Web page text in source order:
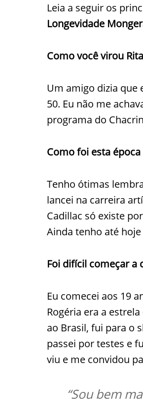
Leia a seguir os
Longevidade
Como você virou
Um amigo dizia que
50. Eu não me
programa do
Como foi esta época
Tenho ótimas
lancei na carreira
Cadillac só existe
Ainda tenho até
Foi difícil começar a
Eu comecei aos 19
Rogéria era a
ao Brasil, fui para o
passei por testes e
viu e me convidou
“Sou bem